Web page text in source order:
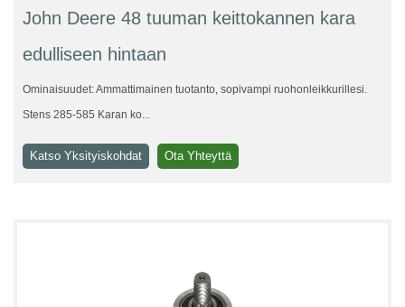
John Deere 48 tuuman keittokannen kara
edulliseen hintaan
Ominaisuudet: Ammattimainen tuotanto, sopivampi ruohonleikkurillesi.
Stens 285-585 Karan ko...
Katso Yksityiskohdat Ota Yhteyttä